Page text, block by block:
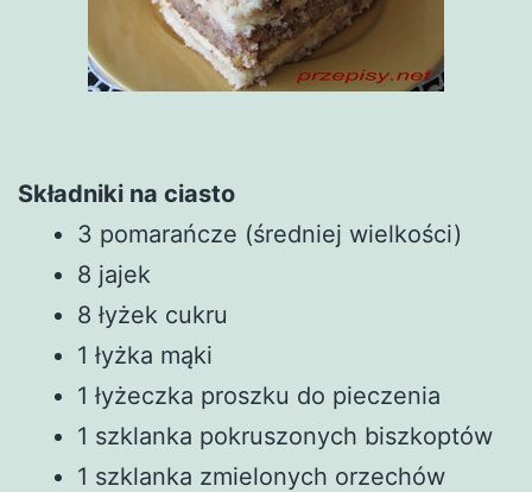
Składniki na ciasto
3 pomarańcze (średniej wielkości)
8 jajek
8 łyżek cukru
1 łyżka mąki
1 łyżeczka proszku do pieczenia
1 szklanka pokruszonych biszkoptów
1 szklanka zmielonych orzechów